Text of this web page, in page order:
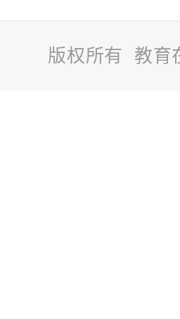
版权所有 教育